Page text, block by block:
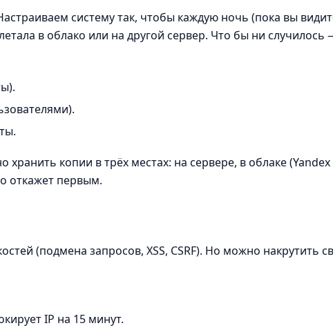
систему так, чтобы каждую ночь (пока вы
в облако или на другой сервер. Что бы ни случилось
копии в трёх местах: на сервере, в облаке (Yandex
откажет первым.
(подмена запросов, XSS, CSRF). Но можно накрутить
IP на 15 минут.